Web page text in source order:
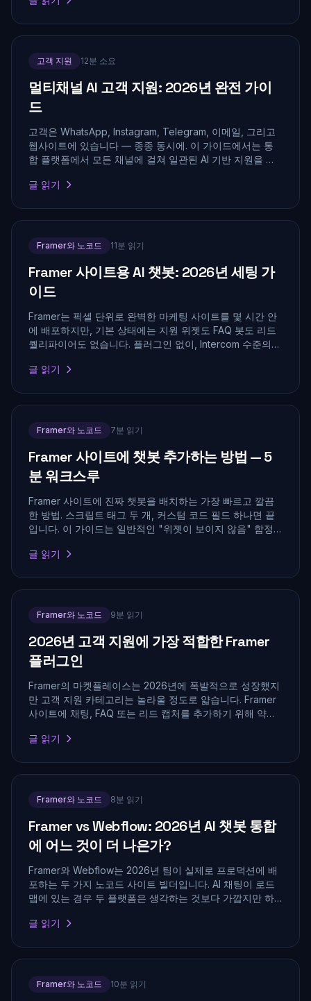
고객 지원 12분 소요
멀티채널 AI 고객 지원: 2026년 완전 가이
드
고객은 WhatsApp, Instagram, Telegram, 이메일, 그리고
웹사이트에 있습니다 — 종종 동시에. 이 가이드에서는 통
합 플랫폼에서 모든 채널에 걸쳐 일관된 AI 기반 지원을 제
글 읽기
Framer와 노코드 11분 읽기
Framer 사이트용 AI 챗봇: 2026년 세팅 가
이드
Framer는 픽셀 단위로 완벽한 마케팅 사이트를 몇 시간 안
에 배포하지만, 기본 상태에는 지원 위젯도 FAQ 봇도 리드
퀄리파이어도 없습니다. 플러그인 없이, Intercom 수준의
AI 챗봇을 Framer 페이지에 배치하는 방법을 알아봅니다.
글 읽기
Framer와 노코드 7분 읽기
Framer 사이트에 챗봇 추가하는 방법 — 5
분 워크스루
Framer 사이트에 진짜 챗봇을 배치하는 가장 빠르고 깔끔
한 방법. 스크립트 태그 두 개, 커스텀 코드 필드 하나면 끝
입니다. 이 가이드는 일반적인 "위젯이 보이지 않음" 함정
글 읽기
Framer와 노코드 9분 읽기
2026년 고객 지원에 가장 적합한 Framer
플러그인
Framer의 마켓플레이스는 2026년에 폭발적으로 성장했지
만 고객 지원 카테고리는 놀라울 정도로 얇습니다. Framer
사이트에 채팅, FAQ 또는 리드 캡처를 추가하기 위해 약속
치할 가치가 있는 다섯 가지를 순위 매겼습니다.
글 읽기
Framer와 노코드 8분 읽기
Framer vs Webflow: 2026년 AI 챗봇 통합
에 어느 것이 더 나은가?
Framer와 Webflow는 2026년 팀이 실제로 프로덕션에 배
포하는 두 가지 노코드 사이트 빌더입니다. AI 채팅이 로드
맵에 있는 경우 두 플랫폼은 생각하는 것보다 가깝지만 하
글 읽기
Framer와 노코드 10분 읽기